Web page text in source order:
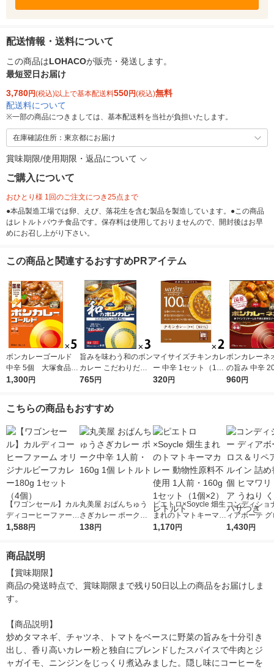
配送情報・送料について
この商品はLOHACOが販売・発送します。
最短翌日お届け
3,780円(税込)以上で基本配送料550円(税込)無料
配送料について
※一部の商品につきましては、基本配送料を当社が負担いたします。
在庫確認住所：東京都にお届け
賞味期限/使用期限・返品について
ご購入について
おひとり様 1回のご注文につき25点まで
●本品製造工場では卵、えび、落花生を含む製品を製造しています。●この商品
はレトルトパウチ食品です。保存料は使用しておりませんので、開封後はお早
めにお召し上がり下さい。
この商品と関連するおすすめPRアイテム
ボンカレーゴールド
中辛 5個 大塚食品
レンジ対応
1,300円
旨みを味わう和のボン
カレー こだわりだし
の和風カレー 中辛
1セット（1個×3）
765円
マイサイズチキンカレ
ー 中辛 1セット（1個
（100g）×2） 100k
320円
ボンカレーネ
の旨み 中辛
ット（1個×3
960円
こちらの商品もおすすめ
【ワゴンセール】カル
ディコーヒーファーム
オリジナルビーフカレ
1,588円
丸美屋 おぱんちゅう
さぎカレー ポーク中
辛 1人前・160g 1個
138円
ピエトロ×Soycle 畑生
まれのトマトキーマカ
レー 動物性原料不使
1,170円
コンディショ
ィアボーテ
リペア オイ
1,430円
商品説明
【賞味期限】
商品の発送時点で、賞味期限まで残り50日以上の商品をお届けしま
す。
【商品説明】
炒めタマネギ、チャツネ、トマトをベースに野菜の旨みを十分引き
出し、香り高いカレー粉と独自にブレンドしたスパイスで牛肉とジ
ャガイモ、ニンジンをじっくり煮込みました。隠し味にコーヒーを